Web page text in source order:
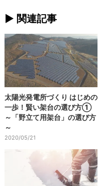
► 関連記事
太陽光発電所づくり はじめの
一歩！賢い架台の選び方①
～「野立て用架台」の選び方
～
2020/05/21